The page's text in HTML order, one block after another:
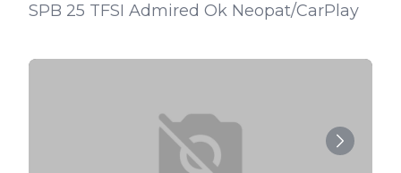
SPB 25 TFSI Admired Ok Neopat/CarPlay